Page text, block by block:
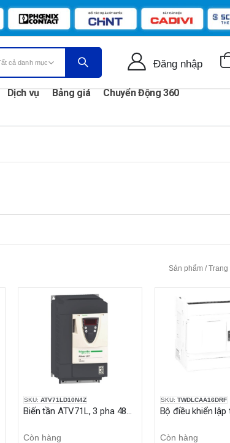
Đăng nhập
Dịch vụ Bảng giá Chuyển Động 360
Sản phẩm / Trang
SKU: ATV71LD10N4Z
Biến tần ATV71L, 3 pha 480V 10A 4KW, không màn hình
Còn hàng
SKU: TWDLCAA16DRF
Còn hàng